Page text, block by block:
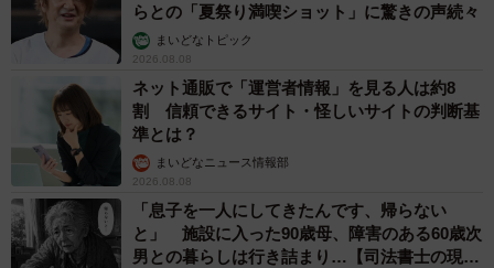
らとの「夏祭り満喫ショット」に驚きの声続々
まいどなトピック
2026.08.08
ネット通販で「運営者情報」を見る人は約8
割 信頼できるサイト・怪しいサイトの判断基
準とは？
まいどなニュース情報部
2026.08.08
「息子を一人にしてきたんです、帰らない
と」 施設に入った90歳母、障害のある60歳次
男との暮らしは行き詰まり…【司法書士の現場